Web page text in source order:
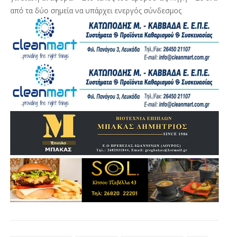
από τα δύο σημεία να υπάρχει ενεργός σύνδεσμος